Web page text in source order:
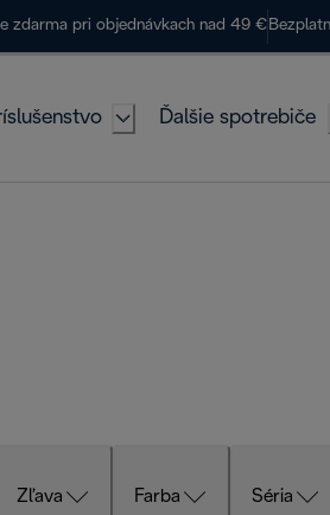
zdarma pri objednávkach nad 49 €
Ďalšie spotrebiče
Zľava Farba Séria